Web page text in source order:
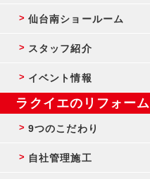
仙台南ショールーム
スタッフ紹介
イベント情報
ラクイエのリフォーム
9つのこだわり
自社管理施工